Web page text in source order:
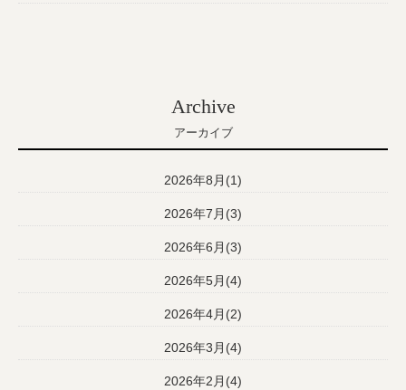
Archive
アーカイブ
2026年8月(1)
2026年7月(3)
2026年6月(3)
2026年5月(4)
2026年4月(2)
2026年3月(4)
2026年2月(4)